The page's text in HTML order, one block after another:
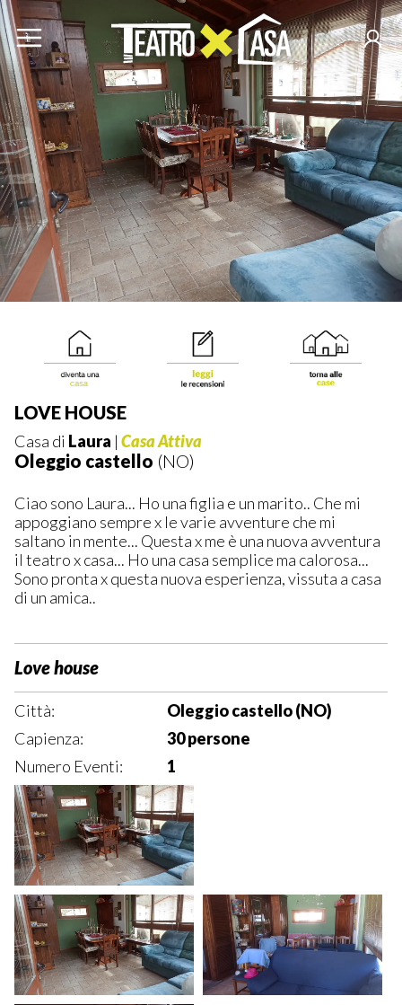
LOVE HOUSE
Casa di Laura |Casa Attiva
Oleggio castello (NO)
Ciao sono Laura... Ho una figlia e un marito.. Che mi
appoggiano sempre x le varie avventure che mi
saltano in mente... Questa x me è una nuova avventura
il teatro x casa... Ho una casa semplice ma calorosa...
Sono pronta x questa nuova esperienza, vissuta a casa
di un amica..
Love house
Città:
Oleggio castello (NO)
Capienza:
30 persone
Numero Eventi:
1